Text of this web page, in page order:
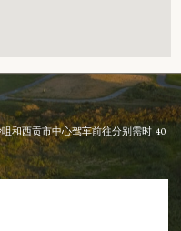
和西贡市中心驾车前往分别需时 40